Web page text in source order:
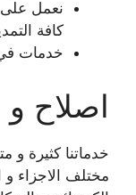
نعمل على
كافة
خدمات
اصلاح
خدماتنا كثيرة و
مختلف الاجزاء